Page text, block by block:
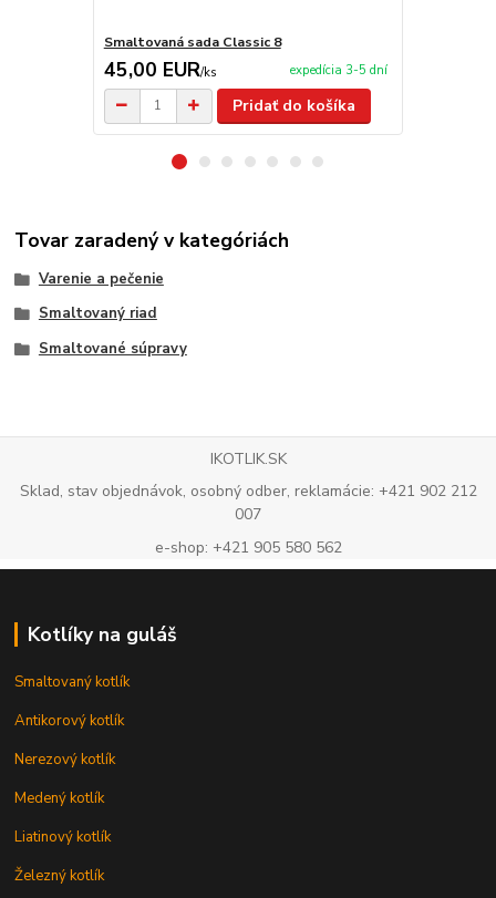
Smaltovaná sada Classic 8
45,00 EUR/ks expedícia 3-5 dní
Pridať do košíka
Tovar zaradený v kategóriách
Varenie a pečenie
Smaltovaný riad
Smaltované súpravy
IKOTLIK.SK
Sklad, stav objednávok, osobný odber, reklamácie: +421 902 212
007
e-shop: +421 905 580 562
Kotlíky na guláš
Smaltovaný kotlík
Antikorový kotlík
Nerezový kotlík
Medený kotlík
Liatinový kotlík
Železný kotlík